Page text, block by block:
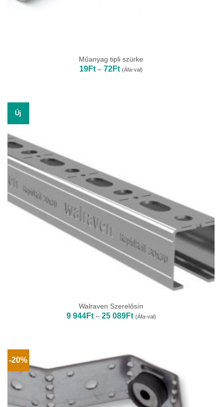
Műanyag tipli szürke
19Ft – 72FtÁrtartomány:
19Ft
(Áfa-val)
Új
Walraven Szerelősín
9 944Ft – 25 089FtÁrtartomány:
9
(Áfa-val)
-20%